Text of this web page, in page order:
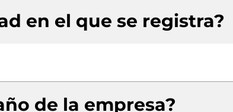
en el que se registra?
de la empresa?